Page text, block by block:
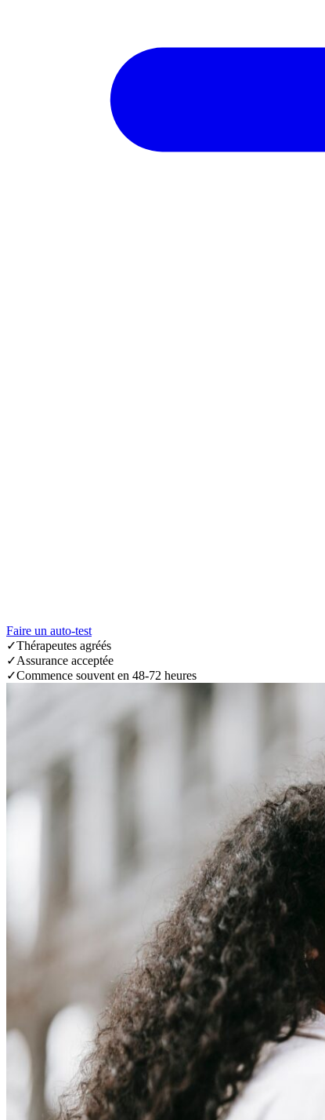
Faire un auto-test
✓Thérapeutes agréés
✓Assurance acceptée
✓Commence souvent en 48-72 heures